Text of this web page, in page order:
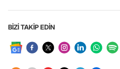
BİZİ TAKİP EDİN